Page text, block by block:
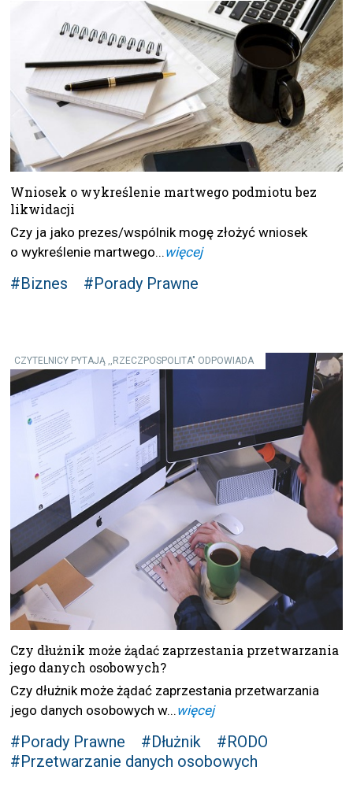
Wniosek o wykreślenie martwego podmiotu bez
likwidacji
Czy ja jako prezes/wspólnik mogę złożyć wniosek
o wykreślenie martwego... więcej
#Biznes #Porady Prawne
CZYTELNICY PYTAJĄ ,,RZECZPOSPOLITA" ODPOWIADA
Czy dłużnik może żądać zaprzestania przetwarzania
jego danych osobowych?
Czy dłużnik może żądać zaprzestania przetwarzania
jego danych osobowych w... więcej
#Porady Prawne #Dłużnik
#RODO
#Przetwarzanie danych osobowych